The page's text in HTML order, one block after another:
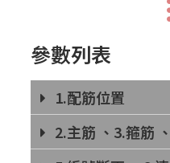
參數列表
1.配筋位置
2.主筋 、3.箍筋